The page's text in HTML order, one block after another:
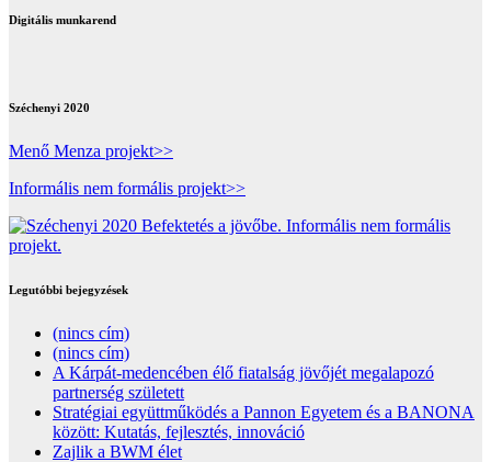
Digitális munkarend
Széchenyi 2020
Menő Menza projekt>>
Informális nem formális projekt>>
Legutóbbi bejegyzések
(nincs cím)
(nincs cím)
A Kárpát-medencében élő fiatalság jövőjét megalapozó
partnerség született
Stratégiai együttműködés a Pannon Egyetem és a BANONA
között: Kutatás, fejlesztés, innováció
Zajlik a BWM élet